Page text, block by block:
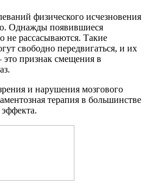
физического исчезновения
Однажды появившиеся
не рассасываются. Такие
свободно передвигаться, и их
это признак смещения в
и нарушения мозгового
терапия в большинстве